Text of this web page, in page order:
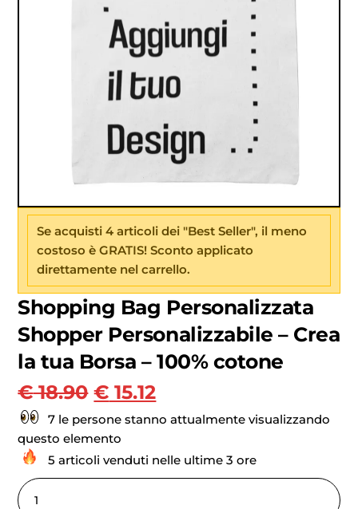
Se acquisti 4 articoli dei "Best Seller", il meno
costoso è GRATIS! Sconto applicato
direttamente nel carrello.
Shopping Bag Personalizzata
Shopper Personalizzabile – Crea
la tua Borsa – 100% cotone
€18.90 € 15.12
7 le persone stanno attualmente visualizzando
questo elemento
5 articoli venduti nelle ultime 3 ore